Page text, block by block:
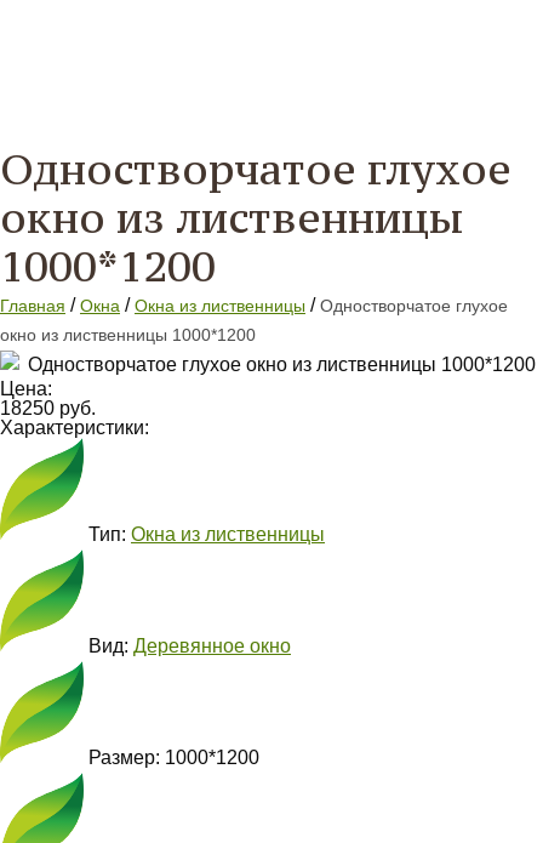
Одностворчатое глухое
окно из лиственницы
1000*1200
Главная / Окна / Окна из лиственницы / Одностворчатое глухое
окно из лиственницы 1000*1200
Цена:
18250 руб.
Характеристики:
Тип: Окна из лиственницы
Вид: Деревянное окно
Размер: 1000*1200